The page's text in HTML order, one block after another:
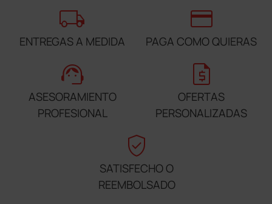
local_shipping
ENTREGAS A MEDIDA
credit_card
PAGA COMO QUIERAS
support_agent
ASESORAMIENTO
PROFESIONAL
request_quote
OFERTAS
PERSONALIZADAS
verified_user
SATISFECHO O
REEMBOLSADO